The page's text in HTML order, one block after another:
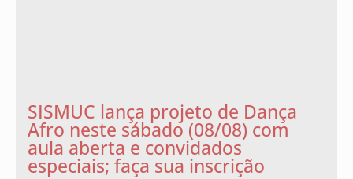
SISMUC lança projeto de Dança
Afro neste sábado (08/08) com
aula aberta e convidados
especiais; faça sua inscrição